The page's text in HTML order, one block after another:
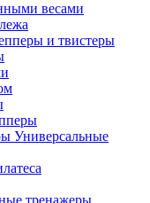
весами
и твистеры
Универсальные
тренажеры